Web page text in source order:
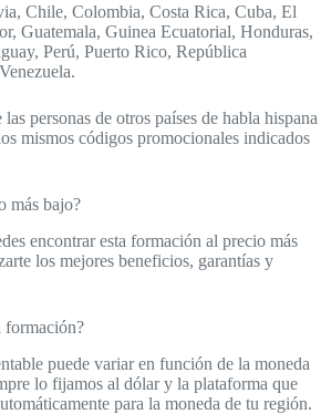
Chile, Colombia, Costa Rica, Cuba, El
Guatemala, Guinea Ecuatorial, Honduras,
Perú, Puerto Rico, República
personas de otros países de habla hispana
mismos códigos promocionales indicados
más bajo?
encontrar esta formación al precio más
los mejores beneficios, garantías y
formación?
puede variar en función de la moneda
lo fijamos al dólar y la plataforma que
para la moneda de tu región.